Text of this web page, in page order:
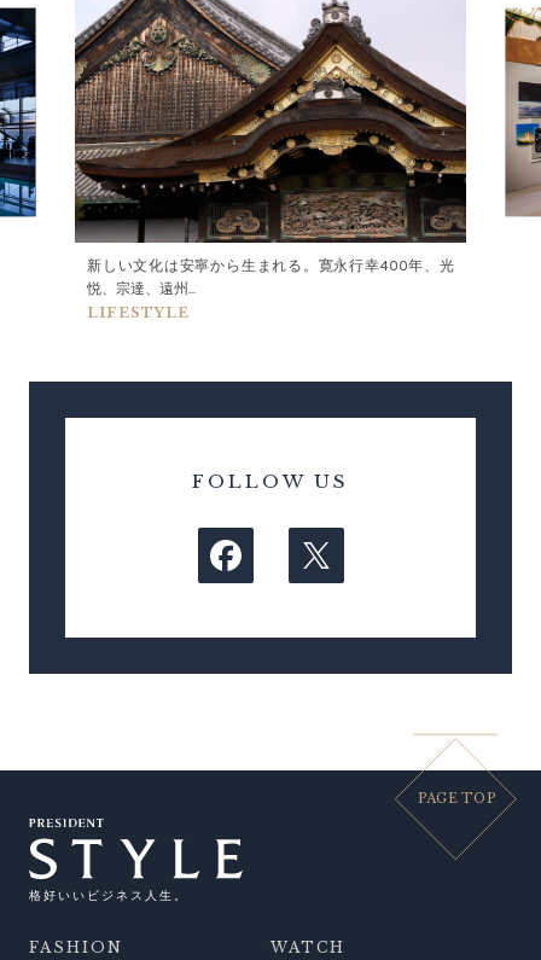
新しい文化は安寧から生まれる。寛永行幸400年、光
悦、宗達、遠州...
LIFESTYLE
FOLLOW US
PAGE TOP
格好いいビジネス人生。
FASHION WATCH